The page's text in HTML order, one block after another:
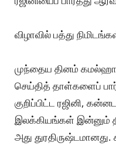
விழாவில் பத்து
முந்தைய தினம்
செய்தித் தாள்களைப்
குறிப்பிட்ட ரஜினி,
இலக்கியங்கள் இன்னும்
அது